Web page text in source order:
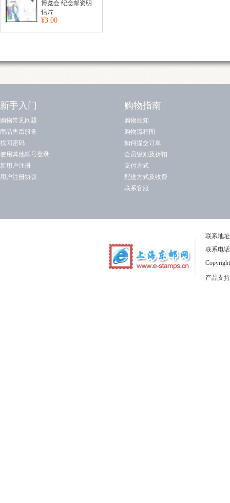
博览会 纪念邮资明
信片
¥3.00
新手入门
购物常见问题
商品售后服务
找回密码
使用其他帐号登录
新用户注册
用户注册协议
购物指南
购物须知
购物流程图
如何提交订单
会员级别及折扣
支付方式
配送方式及收费
联系客服
联系地
联系电
产品支